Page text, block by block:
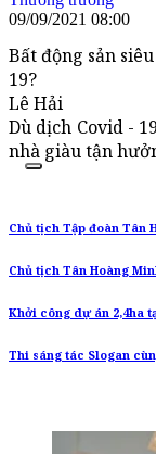
09/09/2021 08:00
Bất động sản
19?
Lê Hải
Dù dịch Covid -
nhà giàu tận
Chủ tịch Tập đoàn Tân
Chủ tịch Tân Hoàng
Khởi công dự án 2,4ha
Thi sáng tác Slogan